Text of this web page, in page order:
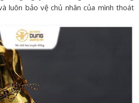
luôn bảo vệ chủ nhân của mình thoát